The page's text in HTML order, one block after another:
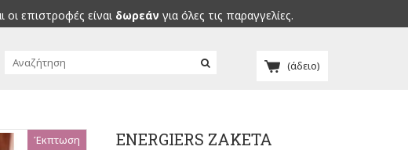
επιστροφές είναι δωρεάν για όλες τις παραγγελίες.
(άδειο)
Έκπτωση ENERGIERS ΖΑΚΕΤΑ